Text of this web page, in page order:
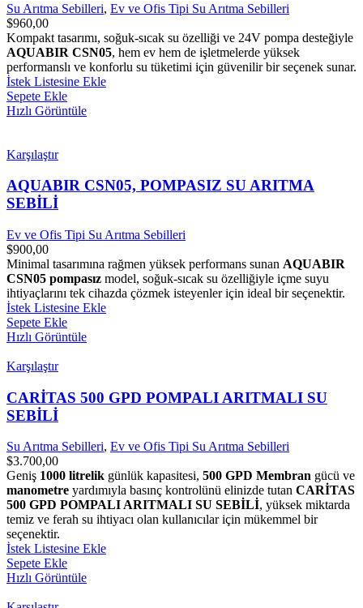
Su Arıtma Sebilleri, Ev ve Ofis Tipi Su Arıtma Sebilleri
$960,00
Kompakt tasarımı, soğuk-sıcak su özelliği ve 24V pompa desteğiyle
AQUABIR CSN05, hem ev hem de işletmelerde yüksek
performanslı ve konforlu su tüketimi için güvenilir bir seçenek sunar.
İstek Listesine Ekle
Sepete Ekle
Hızlı Görüntüle
Karşılaştır
AQUABIR CSN05, POMPASIZ SU ARITMA
SEBİLİ
Ev ve Ofis Tipi Su Arıtma Sebilleri
$900,00
Minimal tasarımına rağmen yüksek performans sunan AQUABIR
CSN05 pompasız model, soğuk-sıcak su özelliğiyle içme suyu
ihtiyaçlarını tek cihazda çözmek isteyenler için ideal bir seçenektir.
İstek Listesine Ekle
Sepete Ekle
Hızlı Görüntüle
Karşılaştır
CARİTAS 500 GPD POMPALI ARITMALI SU
SEBİLİ
Su Arıtma Sebilleri, Ev ve Ofis Tipi Su Arıtma Sebilleri
$3.700,00
Geniş 1000 litrelik günlük kapasitesi, 500 GPD Membran gücü ve
manometre yardımıyla basınç kontrolünü elinizde tutan CARİTAS
500 GPD POMPALI ARITMALI SU SEBİLİ, yüksek miktarda
temiz ve ferah su ihtiyacı olan kullanıcılar için mükemmel bir
seçenektir.
İstek Listesine Ekle
Sepete Ekle
Hızlı Görüntüle